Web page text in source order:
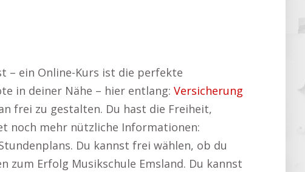
– ein Online-Kurs ist die perfekte
in deiner Nähe – hier entlang: Versicherung
frei zu gestalten. Du hast die Freiheit,
noch mehr nützliche Informationen:
Du kannst frei wählen, ob du
zum Erfolg Musikschule Emsland. Du kannst